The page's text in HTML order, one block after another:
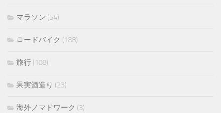
マラソン (54)
ロードバイク (188)
旅行 (108)
果実酒造り (23)
海外ノマドワーク (3)